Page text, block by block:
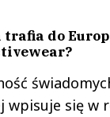
do
wpisuje się w